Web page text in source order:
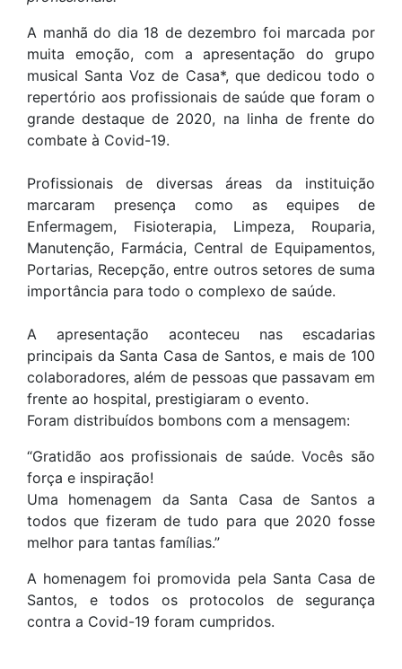
A manhã do dia 18 de dezembro foi marcada por
muita emoção, com a apresentação do grupo
musical Santa Voz de Casa*, que dedicou todo o
repertório aos profissionais de saúde que foram o
grande destaque de 2020, na linha de frente do
combate à Covid-19.
Profissionais de diversas áreas da instituição
marcaram presença como as equipes de
Enfermagem, Fisioterapia, Limpeza, Rouparia,
Manutenção, Farmácia, Central de Equipamentos,
Portarias, Recepção, entre outros setores de suma
importância para todo o complexo de saúde.
A apresentação aconteceu nas escadarias
principais da Santa Casa de Santos, e mais de 100
colaboradores, além de pessoas que passavam em
frente ao hospital, prestigiaram o evento.
Foram distribuídos bombons com a mensagem:
“Gratidão aos profissionais de saúde. Vocês são
força e inspiração!
Uma homenagem da Santa Casa de Santos a
todos que fizeram de tudo para que 2020 fosse
melhor para tantas famílias.”
A homenagem foi promovida pela Santa Casa de
Santos, e todos os protocolos de segurança
contra a Covid-19 foram cumpridos.